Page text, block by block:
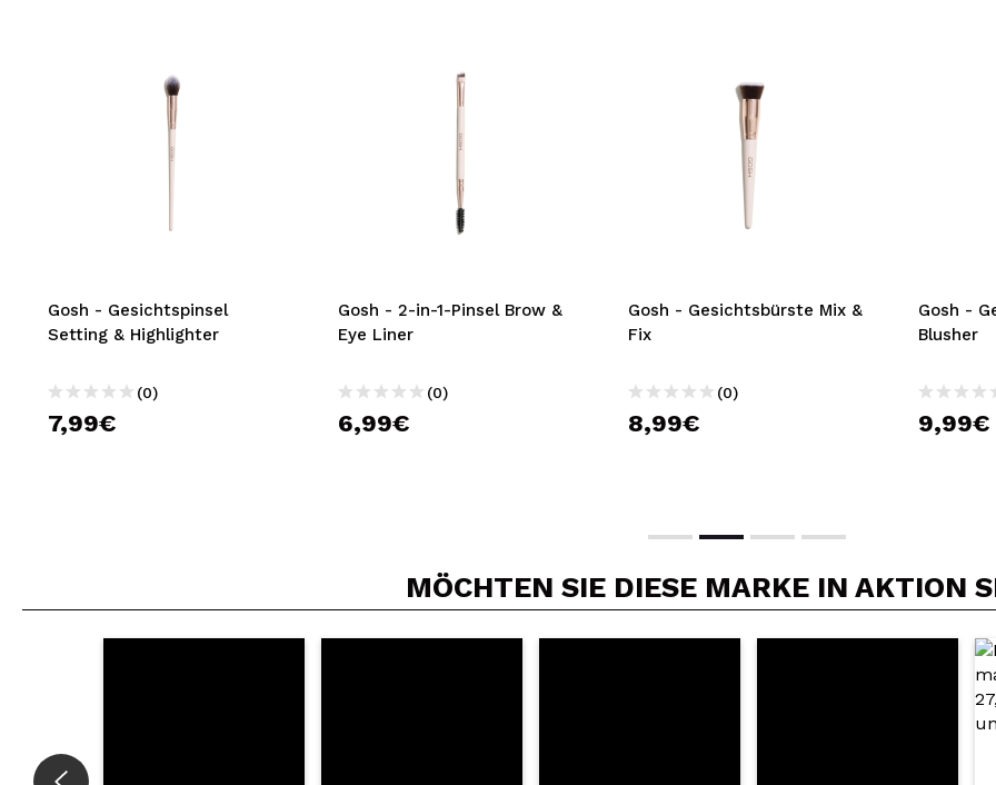
Gosh - Gesichtspinsel
Setting & Highlighter
(0)
7,99€
Gosh - 2-in-1-Pinsel Brow &
Eye Liner
(0)
6,99€
Gosh - Gesichtsbürste Mix &
Fix
(0)
8,99€
Gosh -
Blusher
9,99€
MÖCHTEN SIE DIESE MARKE IN AKTION